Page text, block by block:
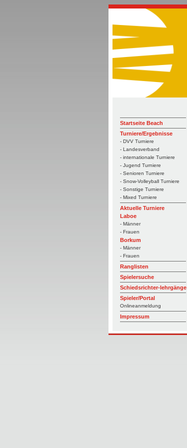
Startseite Beach
Turniere/Ergebnisse
- DVV Turniere
- Landesverband
- internationale Turniere
- Jugend Turniere
- Senioren Turniere
- Snow-Volleyball Turniere
- Sonstige Turniere
- Mixed Turniere
Aktuelle Turniere
Laboe
- Männer
- Frauen
Borkum
- Männer
- Frauen
Ranglisten
Spielersuche
Schiedsrichter-lehrgänge
Spieler/Portal
Onlineanmeldung
Impressum